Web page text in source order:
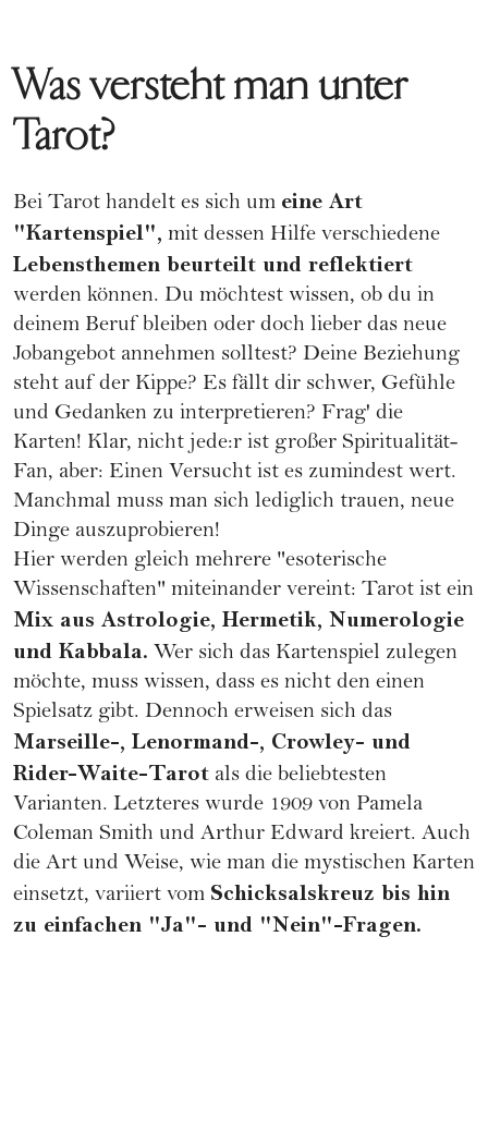
Was versteht man unter
Tarot?
Bei Tarot handelt es sich um eine Art
"Kartenspiel", mit dessen Hilfe verschiedene
Lebensthemen beurteilt und reflektiert
werden können. Du möchtest wissen, ob du in
deinem Beruf bleiben oder doch lieber das neue
Jobangebot annehmen solltest? Deine Beziehung
steht auf der Kippe? Es fällt dir schwer, Gefühle
und Gedanken zu interpretieren? Frag' die
Karten! Klar, nicht jede:r ist großer Spiritualität-
Fan, aber: Einen Versucht ist es zumindest wert.
Manchmal muss man sich lediglich trauen, neue
Dinge auszuprobieren!
Hier werden gleich mehrere "esoterische
Wissenschaften" miteinander vereint: Tarot ist ein
Mix aus Astrologie, Hermetik, Numerologie
und Kabbala. Wer sich das Kartenspiel zulegen
möchte, muss wissen, dass es nicht den einen
Spielsatz gibt. Dennoch erweisen sich das
Marseille-, Lenormand-, Crowley- und
Rider-Waite-Tarot als die beliebtesten
Varianten. Letzteres wurde 1909 von Pamela
Coleman Smith und Arthur Edward kreiert. Auch
die Art und Weise, wie man die mystischen Karten
einsetzt, variiert vom Schicksalskreuz bis hin
zu einfachen "Ja"- und "Nein"-Fragen.